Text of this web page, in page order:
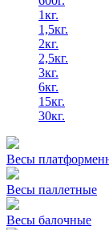
1кг.
1,5кг.
2кг.
2,5кг.
3кг.
6кг.
15кг.
30кг.
Весы
Весы паллетные
Весы балочные